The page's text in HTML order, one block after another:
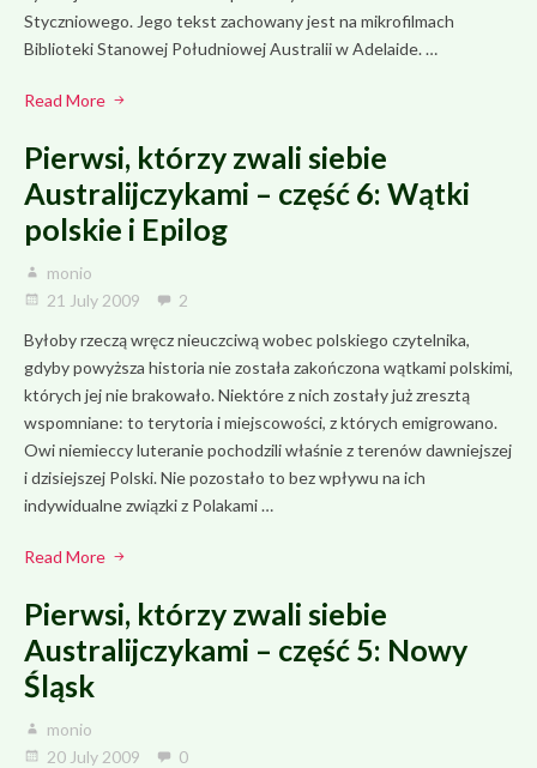
Styczniowego. Jego tekst zachowany jest na mikrofilmach
Biblioteki Stanowej Południowej Australii w Adelaide. …
Read More
Pierwsi, którzy zwali siebie
Australijczykami – część 6: Wątki
polskie i Epilog
monio
21 July 2009
2
Byłoby rzeczą wręcz nieuczciwą wobec polskiego czytelnika,
gdyby powyższa historia nie została zakończona wątkami polskimi,
których jej nie brakowało. Niektóre z nich zostały już zresztą
wspomniane: to terytoria i miejscowości, z których emigrowano.
Owi niemieccy luteranie pochodzili właśnie z terenów dawniejszej
i dzisiejszej Polski. Nie pozostało to bez wpływu na ich
indywidualne związki z Polakami …
Read More
Pierwsi, którzy zwali siebie
Australijczykami – część 5: Nowy
Śląsk
monio
20 July 2009
0